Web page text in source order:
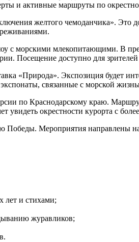
и активные маршруты по
желтого чемоданчика». Это
с морскими млекопитающими. В
Посещение доступно для зрителей
«Природа». Экспозиция будет
связанные с морской
по Краснодарскому краю.
окрестности курорта с
Победы. Мероприятия направлены
лет и стихами;
журавликов;